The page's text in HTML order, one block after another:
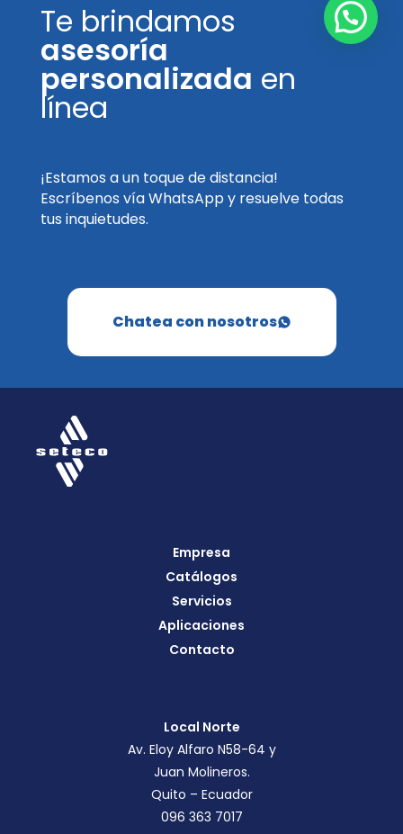
Te brindamos
asesoría
personalizada en
línea
¡Estamos a un toque de distancia!
Escríbenos vía WhatsApp y resuelve todas
tus inquietudes.
Chatea con nosotros
Empresa
Catálogos
Servicios
Aplicaciones
Contacto
Local Norte
Av. Eloy Alfaro N58-64 y
Juan Molineros.
Quito – Ecuador
096 363 7017